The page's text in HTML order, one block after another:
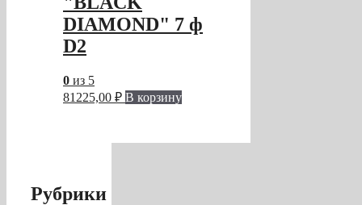
DIAMOND" 7 ф
D2
0 из 5
81225,00 ₽ В корзину
Рубрики